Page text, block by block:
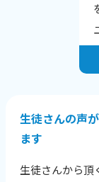
生徒さんの声
ます
生徒さんから頂